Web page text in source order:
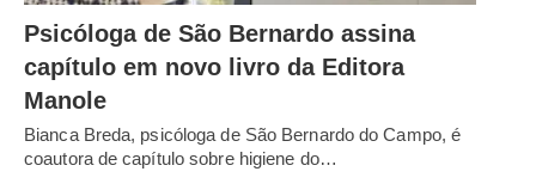
Psicóloga de São Bernardo assina
capítulo em novo livro da Editora
Manole
Bianca Breda, psicóloga de São Bernardo do Campo, é
coautora de capítulo sobre higiene do…